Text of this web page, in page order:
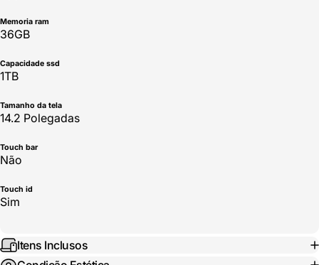
Memoria ram
36GB
Capacidade ssd
1TB
Tamanho da tela
14.2 Polegadas
Touch bar
Não
Touch id
Sim
Itens Inclusos